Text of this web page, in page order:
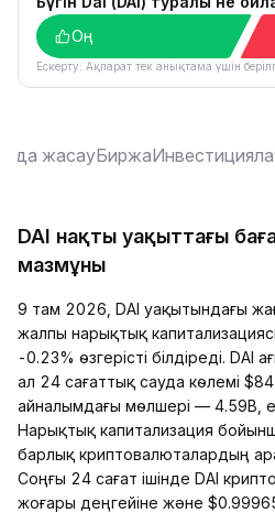
Оң
Ескерту: Ақпарат тек анықтама үшін
жасауБиржа
DAI нақты уақыттағы
мазмұны
9 там 2026, DAI уақытындағы
жалпы нарықтық
-0.23% өзгерісті білдіреді.
ал 24 сағаттық сауда көлемі
айналымдағы мөлшері — 4.59B,
Нарықтық капитализация
барлық криптовалюталардың
Соңғы 24 сағат ішінде DAI
жоғары деңгейіне және